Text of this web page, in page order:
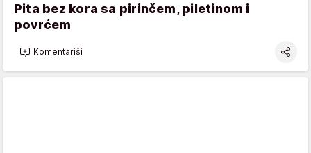
Pita bez kora sa pirinčem, piletinom i
povrćem
Komentariši